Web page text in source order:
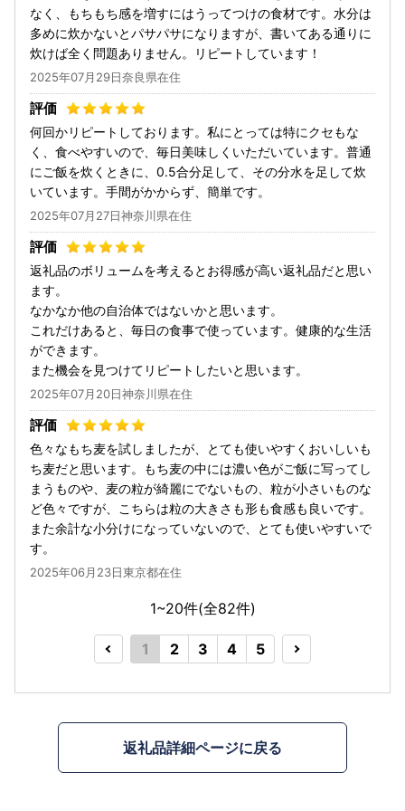
なく、もちもち感を増すにはうってつけの食材です。水分は
多めに炊かないとパサパサになりますが、書いてある通りに
炊けば全く問題ありません。リピートしています！
2025年07月29日奈良県在住
何回かリピートしております。私にとっては特にクセもな
く、食べやすいので、毎日美味しくいただいています。普通
にご飯を炊くときに、0.5合分足して、その分水を足して炊
いています。手間がかからず、簡単です。
2025年07月27日神奈川県在住
返礼品のボリュームを考えるとお得感が高い返礼品だと思い
ます。
なかなか他の自治体ではないかと思います。
これだけあると、毎日の食事で使っています。健康的な生活
ができます。
また機会を見つけてリピートしたいと思います。
2025年07月20日神奈川県在住
色々なもち麦を試しましたが、とても使いやすくおいしいも
ち麦だと思います。もち麦の中には濃い色がご飯に写ってし
まうものや、麦の粒が綺麗にでないもの、粒が小さいものな
ど色々ですが、こちらは粒の大きさも形も食感も良いです。
また余計な小分けになっていないので、とても使いやすいで
す。
2025年06月23日東京都在住
1~20件(全82件)
1 2 3 4 5
返礼品詳細ページに戻る